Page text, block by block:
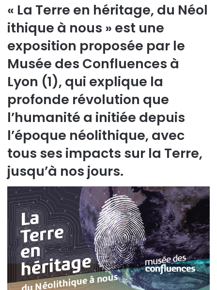
« La Terre en héritage, du Néol
ithique à nous » est une
exposition proposée par le
Musée des Confluences à
Lyon (1), qui explique la
profonde révolution que
l’humanité a initiée depuis
l’époque néolithique, avec
tous ses impacts sur la Terre,
jusqu’à nos jours.